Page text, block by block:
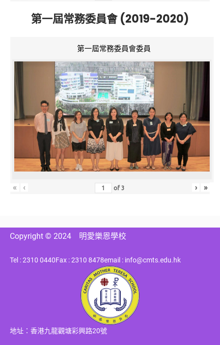
第一屆常務委員會 (2019-2020)
第一屆常務委員會委員
« ‹ of3 › »
Copyright © 2024 明愛樂恩學校
Tel : 2310 0440Fax : 2310 8478email : info@cmts.edu.hk
地址：香港九龍觀塘彩興路20號